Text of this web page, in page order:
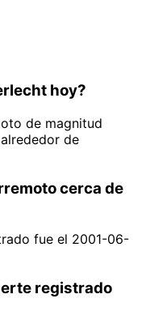
hoy?
de magnitud
de
cerca de
fue el 2001-06-
registrado